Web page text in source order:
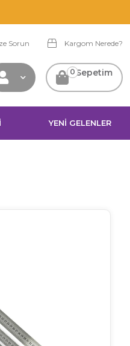
Sorun Kargom Nerede?
Sepetim
0
YENİ GELENLER